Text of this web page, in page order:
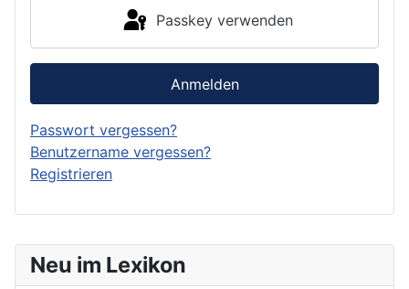
Neu im Lexikon
Passkey verwenden
Anmelden
Passwort vergessen?
Benutzername vergessen?
Registrieren